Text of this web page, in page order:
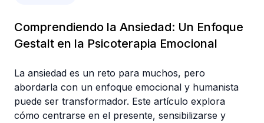
Comprendiendo la Ansiedad: Un Enfoque
Gestalt en la Psicoterapia Emocional
La ansiedad es un reto para muchos, pero
abordarla con un enfoque emocional y humanista
puede ser transformador. Este artículo explora
cómo centrarse en el presente, sensibilizarse y